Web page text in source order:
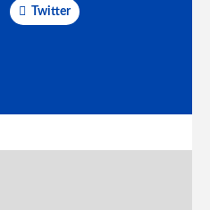
Twitter